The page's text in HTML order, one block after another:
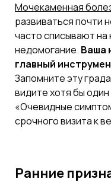
Мочекаменная
развиваться почти
часто списывают
недомогание. Ваша
главный
Запомните эту
видите хотя бы один
«Очевидные
срочного визита к
Ранние